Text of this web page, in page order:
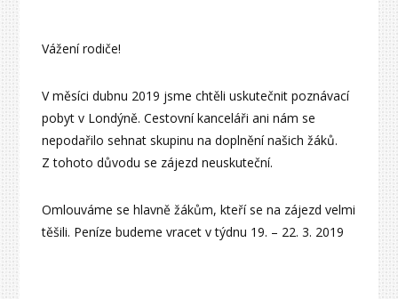
Vážení rodiče!
V měsíci dubnu 2019 jsme chtěli uskutečnit poznávací
pobyt v Londýně. Cestovní kanceláři ani nám se
nepodařilo sehnat skupinu na doplnění našich žáků.
Z tohoto důvodu se zájezd neuskuteční.
Omlouváme se hlavně žákům, kteří se na zájezd velmi
těšili. Peníze budeme vracet v týdnu 19. – 22. 3. 2019